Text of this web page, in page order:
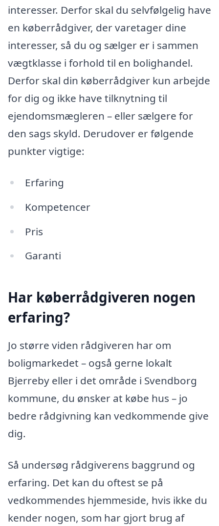
interesser. Derfor skal du selvfølgelig have
en køberrådgiver, der varetager dine
interesser, så du og sælger er i sammen
vægtklasse i forhold til en bolighandel.
Derfor skal din køberrådgiver kun arbejde
for dig og ikke have tilknytning til
ejendomsmægleren – eller sælgere for
den sags skyld. Derudover er følgende
punkter vigtige:
Erfaring
Kompetencer
Pris
Garanti
Har køberrådgiveren nogen
erfaring?
Jo større viden rådgiveren har om
boligmarkedet – også gerne lokalt
Bjerreby eller i det område i Svendborg
kommune, du ønsker at købe hus – jo
bedre rådgivning kan vedkommende give
dig.
Så undersøg rådgiverens baggrund og
erfaring. Det kan du oftest se på
vedkommendes hjemmeside, hvis ikke du
kender nogen, som har gjort brug af